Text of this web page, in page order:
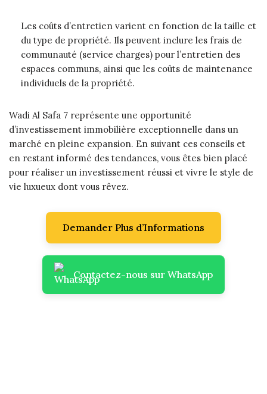
Les coûts d’entretien varient en fonction de la taille et
du type de propriété. Ils peuvent inclure les frais de
communauté (service charges) pour l’entretien des
espaces communs, ainsi que les coûts de maintenance
individuels de la propriété.
Wadi Al Safa 7 représente une opportunité
d’investissement immobilière exceptionnelle dans un
marché en pleine expansion. En suivant ces conseils et
en restant informé des tendances, vous êtes bien placé
pour réaliser un investissement réussi et vivre le style de
vie luxueux dont vous rêvez.
Demander Plus d’Informations
Contactez-nous sur WhatsApp